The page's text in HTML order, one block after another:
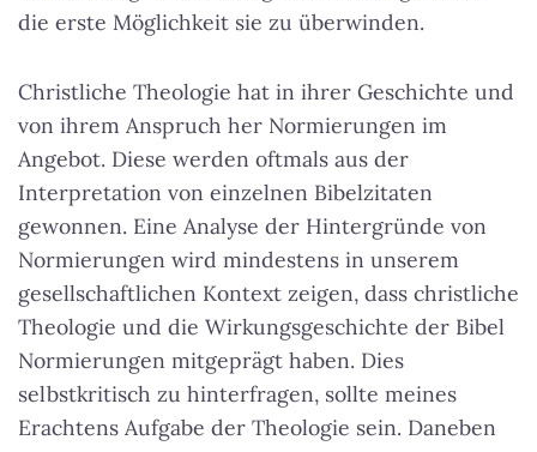
die erste Möglichkeit sie zu überwinden.
Christliche Theologie hat in ihrer Geschichte und
von ihrem Anspruch her Normierungen im
Angebot. Diese werden oftmals aus der
Interpretation von einzelnen Bibelzitaten
gewonnen. Eine Analyse der Hintergründe von
Normierungen wird mindestens in unserem
gesellschaftlichen Kontext zeigen, dass christliche
Theologie und die Wirkungsgeschichte der Bibel
Normierungen mitgeprägt haben. Dies
selbstkritisch zu hinterfragen, sollte meines
Erachtens Aufgabe der Theologie sein. Daneben